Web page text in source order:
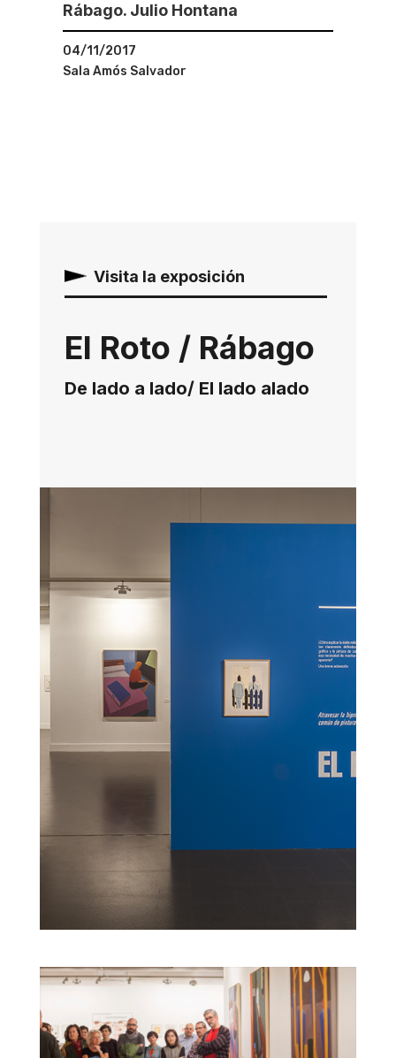
Rábago. Julio Hontana
04/11/2017
Sala Amós Salvador
Visita la exposición
El Roto / Rábago
De lado a lado/ El lado alado